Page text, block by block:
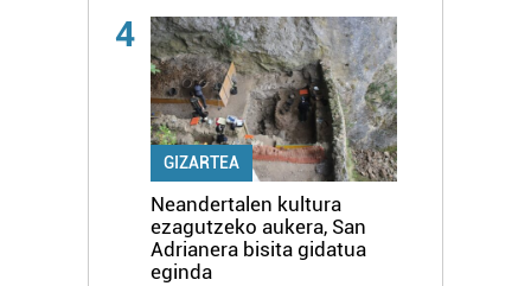
4
GIZARTEA
Neandertalen kultura
ezagutzeko aukera, San
Adrianera bisita gidatua
eginda